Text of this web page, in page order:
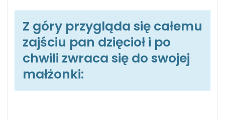
Z góry przygląda się całemu
zajściu pan dzięcioł i po
chwili zwraca się do swojej
małżonki: